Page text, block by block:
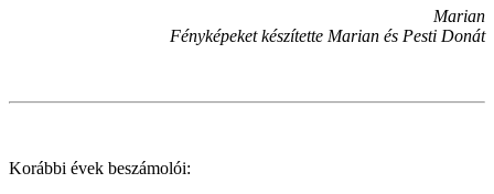
Marian
Fényképeket készítette Marian és Pesti Donát
Korábbi évek beszámolói: